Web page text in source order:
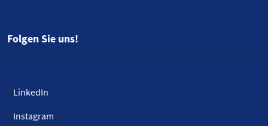
Folgen Sie uns!
LinkedIn
Instagram